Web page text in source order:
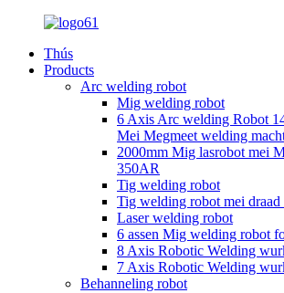
Thús
Products
Arc welding robot
Mig welding robot
6 Axis Arc welding Robot
Mei Megmeet welding
2000mm Mig lasrobot mei
350AR
Tig welding robot
Tig welding robot mei draad
Laser welding robot
6 assen Mig welding robot
8 Axis Robotic Welding
7 Axis Robotic Welding
Behanneling robot